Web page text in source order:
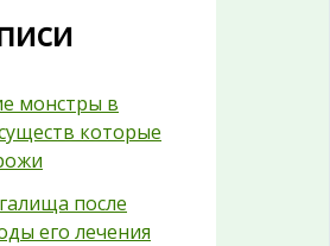
монстры в
которые
после
его лечения